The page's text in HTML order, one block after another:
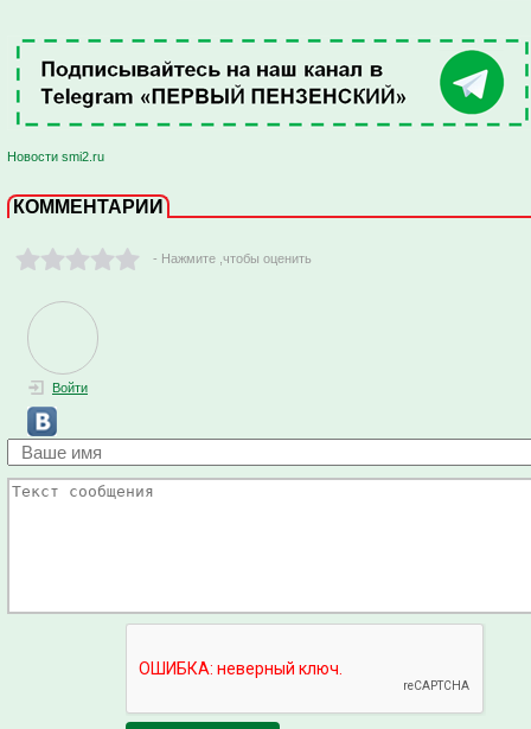
Новости smi2.ru
КОММЕНТАРИИ
- Нажмите ,чтобы оценить
Войти